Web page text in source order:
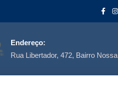
Endereço:
Rua Libertador, 472, Bairro